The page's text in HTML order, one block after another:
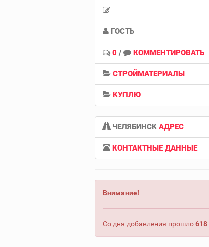
ГОСТЬ
0 / КОММЕНТИРОВАТЬ
СТРОЙМАТЕРИАЛЫ
КУПЛЮ
ЧЕЛЯБИНСК АДРЕС
КОНТАКТНЫЕ ДАННЫЕ
Внимание!
Со дня добавления прошло618